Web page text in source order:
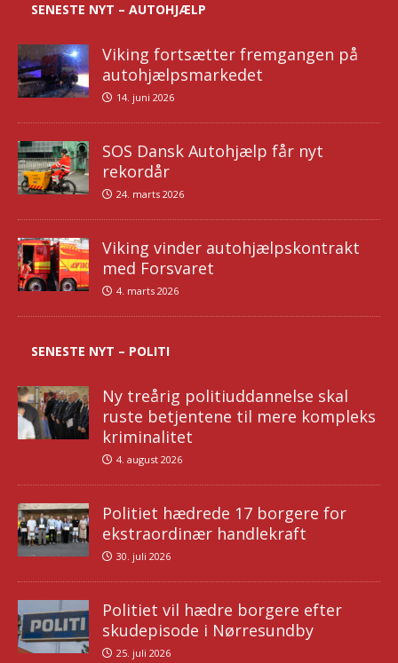
SENESTE NYT – AUTOHJÆLP
Viking fortsætter fremgangen på
autohjælpsmarkedet
14. juni 2026
SOS Dansk Autohjælp får nyt
rekordår
24. marts 2026
Viking vinder autohjælpskontrakt
med Forsvaret
4. marts 2026
SENESTE NYT – POLITI
Ny treårig politiuddannelse skal
ruste betjentene til mere kompleks
kriminalitet
4. august 2026
Politiet hædrede 17 borgere for
ekstraordinær handlekraft
30. juli 2026
Politiet vil hædre borgere efter
skudepisode i Nørresundby
25. juli 2026